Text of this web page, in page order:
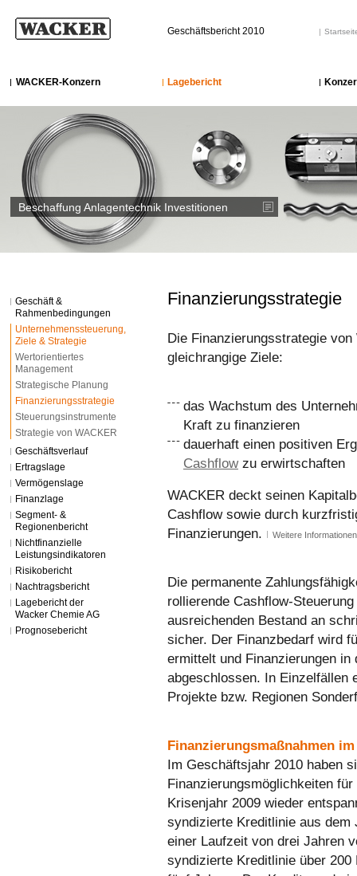
Geschäftsbericht 2010
WACKER-Konzern Lagebericht
Beschaffung Anlagentechnik Investitionen
Finanzierungsstrategie
Die Finanzierungsstrategie
gleichrangige Ziele:
das Wachstum des
Kraft zu finanzieren
dauerhaft einen positiven
Cashflowzu erwirtschaften
WACKER deckt seinen
Cashflow sowie durch
Finanzierungen.
Weitere
Die permanente
rollierende Cashflow-
ausreichenden Bestand an
sicher. Der Finanzbedarf wird
ermittelt und Finanzierungen in
abgeschlossen. In Einzelfällen
Projekte bzw. Regionen
Finanzierungsmaßnahmen im
Im Geschäftsjahr 2010 haben
Finanzierungsmöglichkeiten
Krisenjahr 2009 wieder
syndizierte Kreditlinie aus dem
einer Laufzeit von drei Jahren
syndizierte Kreditlinie über
Geschäft &
Rahmenbedingungen
Unternehmenssteuerung,
Ziele & Strategie
Wertorientiertes
Management
Strategische Planung
Finanzierungsstrategie
Steuerungsinstrumente
Strategie von WACKER
Geschäftsverlauf
Ertragslage
Vermögenslage
Finanzlage
Segment- &
Regionenbericht
Nichtfinanzielle
Leistungsindikatoren
Risikobericht
Nachtragsbericht
Lagebericht der
Wacker Chemie AG
Prognosebericht